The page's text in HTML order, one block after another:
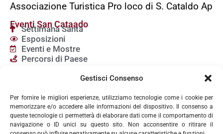
Gestisci Consenso
Per fornire le migliori esperienze, utilizziamo tecnologie come i cookie per
memorizzare e/o accedere alle informazioni del dispositivo. Il consenso a
queste tecnologie ci permetterà di elaborare dati come il comportamento di
navigazione o ID unici su questo sito. Non acconsentire o ritirare il
Associazione Turistica Pro loco di S. Cataldo Ap
Eventi San Cataado
Settimana Santa
Esposizioni
Eventi e Mostre
Percorsi di Paese
Chiese a San Cataldo
Dove Dormire
Attività Commerciali
Contatti